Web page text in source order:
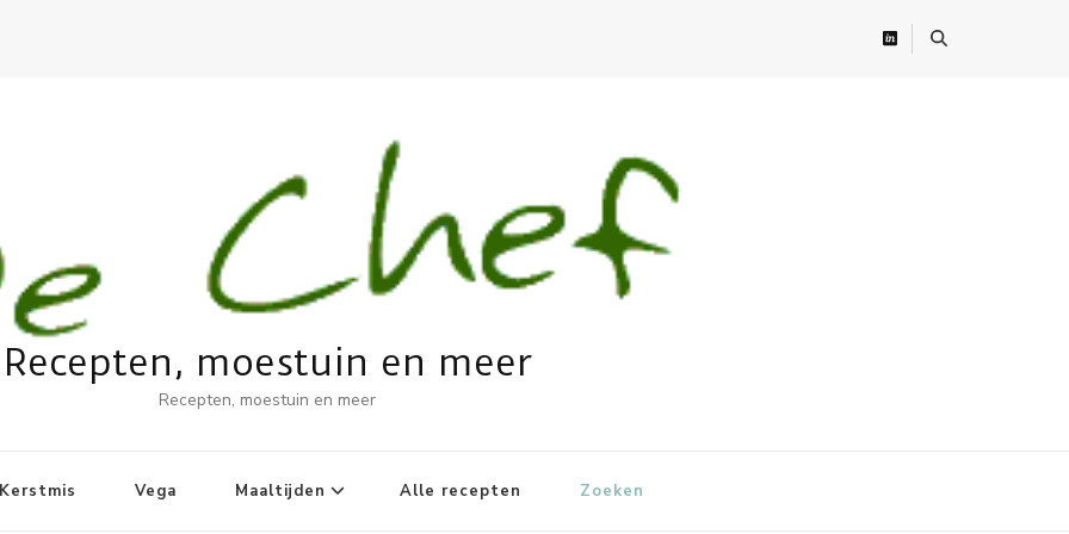
Recepten, moestuin en meer
Recepten, moestuin en meer
Vega Maaltijden Alle recepten Zoeken